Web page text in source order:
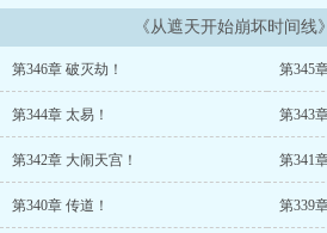
彼岸当面我不挑你理，但没有彼岸了你该
一生，不弱于我！
斗破苍穹：萧玄，我看你有斗帝之姿！牧
理的吧！
————只是，在无数次穿越之后，剧情
《从遮天开始崩坏时间线
第346章 破灭劫！ 第345
第344章 太易！ 第343
第342章 大闹天宫！ 第341
第340章 传道！ 第339